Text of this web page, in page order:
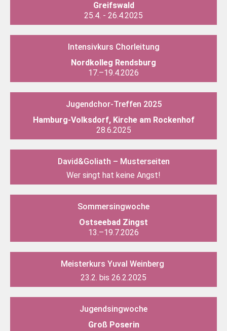
Greifswald
25.4. - 26.4.2025
Intensivkurs Chorleitung
Nordkolleg Rendsburg
17.–19.4.2026
Jugendchor-Treffen 2025
Hamburg-Volksdorf, Kirche am Rockenhof
28.6.2025
David&Goliath – Musterseiten
Wer singt hat keine Angst!
Sommersingwoche
Ostseebad Zingst
13.–19.7.2026
Meisterkurs Yuval Weinberg
23.2. bis 26.2.2025
Jugendsingwoche
Groß Poserin